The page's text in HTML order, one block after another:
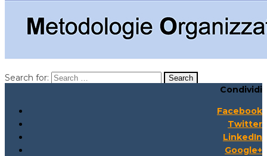
Search for:
Condividi
Facebook
Twitter
LinkedIn
Google+